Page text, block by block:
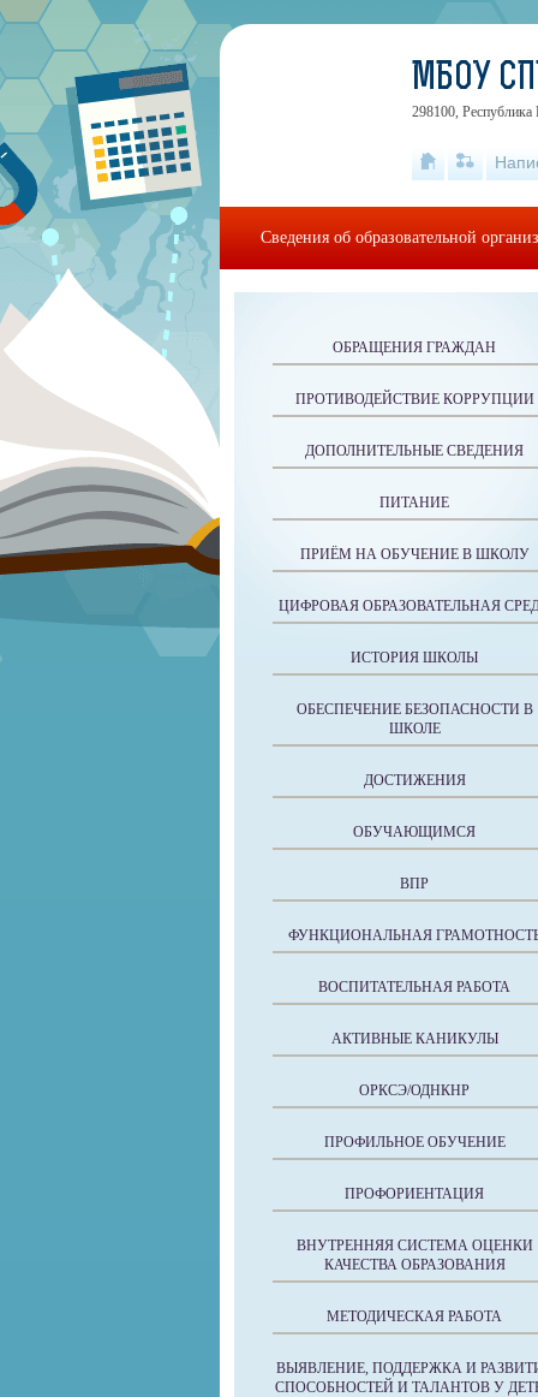
ОБРАЩЕНИЯ ГРАЖДАН
ПРОТИВОДЕЙСТВИЕ КОРРУПЦИИ
ДОПОЛНИТЕЛЬНЫЕ СВЕДЕНИЯ
ПИТАНИЕ
ПРИЁМ НА ОБУЧЕНИЕ В ШКОЛУ
ЦИФРОВАЯ ОБРАЗОВАТЕЛЬНАЯ
ИСТОРИЯ ШКОЛЫ
ОБЕСПЕЧЕНИЕ БЕЗОПАСНОСТИ В
ШКОЛЕ
ДОСТИЖЕНИЯ
ОБУЧАЮЩИМСЯ
ВПР
ФУНКЦИОНАЛЬНАЯ
ВОСПИТАТЕЛЬНАЯ РАБОТА
АКТИВНЫЕ КАНИКУЛЫ
ОРКСЭ/ОДНКНР
ПРОФИЛЬНОЕ ОБУЧЕНИЕ
ПРОФОРИЕНТАЦИЯ
ВНУТРЕННЯЯ СИСТЕМА ОЦЕНКИ
КАЧЕСТВА ОБРАЗОВАНИЯ
МЕТОДИЧЕСКАЯ РАБОТА
ВЫЯВЛЕНИЕ, ПОДДЕРЖКА И
СПОСОБНОСТЕЙ И ТАЛАНТОВ У
МБОУ
298100,
Сведения об образовательной